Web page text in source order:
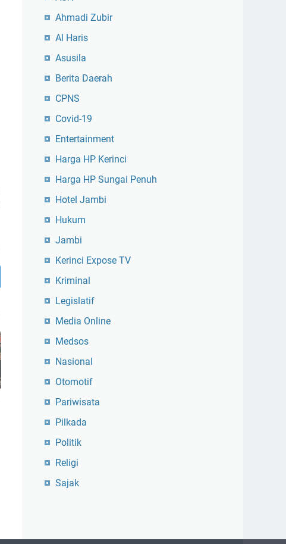
Ahmadi Zubir
Al Haris
Asusila
Berita Daerah
CPNS
Covid-19
Entertainment
Harga HP Kerinci
Harga HP Sungai Penuh
Hotel Jambi
Hukum
Jambi
Kerinci Expose TV
Kriminal
Legislatif
Media Online
Medsos
Nasional
Otomotif
Pariwisata
Pilkada
Politik
Religi
Sajak